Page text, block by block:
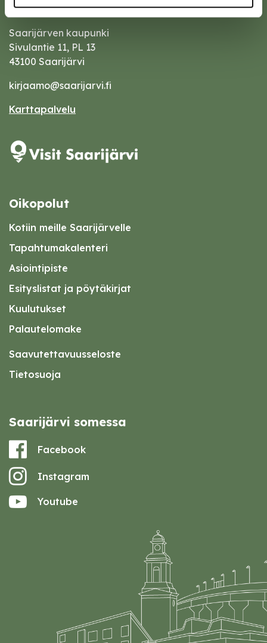
Saarijärven kaupunki
Sivulantie 11, PL 13
43100 Saarijärvi
kirjaamo@saarijarvi.fi
Karttapalvelu
Oikopolut
Kotiin meille Saarijärvelle
Tapahtumakalenteri
Asiointipiste
Esityslistat ja pöytäkirjat
Kuulutukset
Palautelomake
Saavutettavuusseloste
Tietosuoja
Saarijärvi somessa
Facebook
Instagram
Youtube